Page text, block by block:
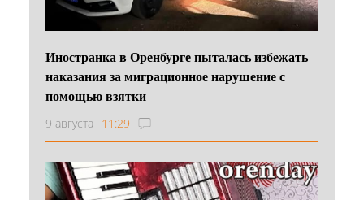
Иностранка в Оренбурге пыталась избежать
наказания за миграционное нарушение с
помощью взятки
9 августа 11:29